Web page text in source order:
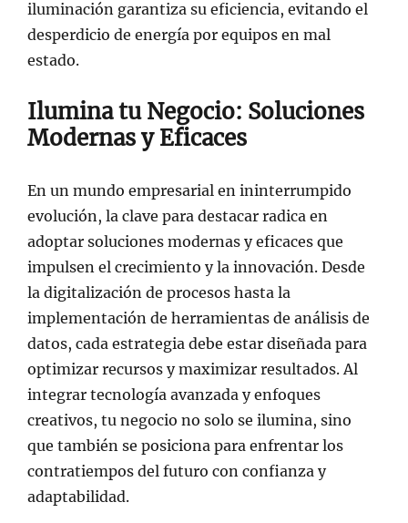
iluminación garantiza su eficiencia, evitando el
desperdicio de energía por equipos en mal
estado.
Ilumina tu Negocio: Soluciones
Modernas y Eficaces
En un mundo empresarial en ininterrumpido
evolución, la clave para destacar radica en
adoptar soluciones modernas y eficaces que
impulsen el crecimiento y la innovación. Desde
la digitalización de procesos hasta la
implementación de herramientas de análisis de
datos, cada estrategia debe estar diseñada para
optimizar recursos y maximizar resultados. Al
integrar tecnología avanzada y enfoques
creativos, tu negocio no solo se ilumina, sino
que también se posiciona para enfrentar los
contratiempos del futuro con confianza y
adaptabilidad.